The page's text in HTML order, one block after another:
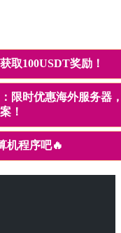
取100USDT奖励！
限时优惠海外服务器
！
机程序吧🔥